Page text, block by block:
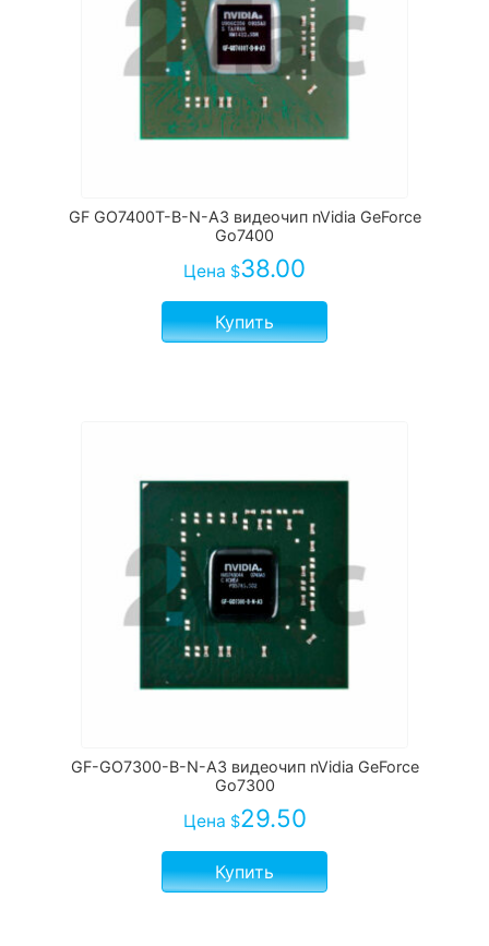
GF GO7400T-B-N-A3 видеочип nVidia GeForce
Go7400
Цена $38.00
Купить
GF-GO7300-B-N-A3 видеочип nVidia GeForce
Go7300
Цена $29.50
Купить